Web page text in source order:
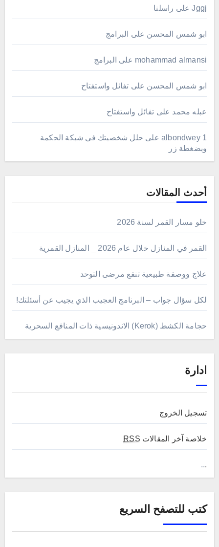
Jggjعلى راسلنا
ابو شمس المحسن على البرامج
mohammad almansi على البرامج
ابو شمس المحسن على تفائل واستفتاح
عبله محمد على تفائل واستفتاح
albondwey 1على حلل شخصيتك في شبكة الحكمة
وبضغطة زر
أحدث المقالات
خلو مسار القمر لسنة 2026
القمر في المنازل خلال عام 2026 _ المنازل القمرية
علاج ووصفة طبيعية تنفع مرضى التوحد
لكل سؤال جواب – البرنامج العجيب الذي يجيب عن أسئلتك!
حجامة الكشط (Kerok) الاندونيسية ذات المنافع السحرية
ادارة
تسجيل الخروج
خلاصة آخر المقالات RSS
.
..
كتب للتصفح السريع